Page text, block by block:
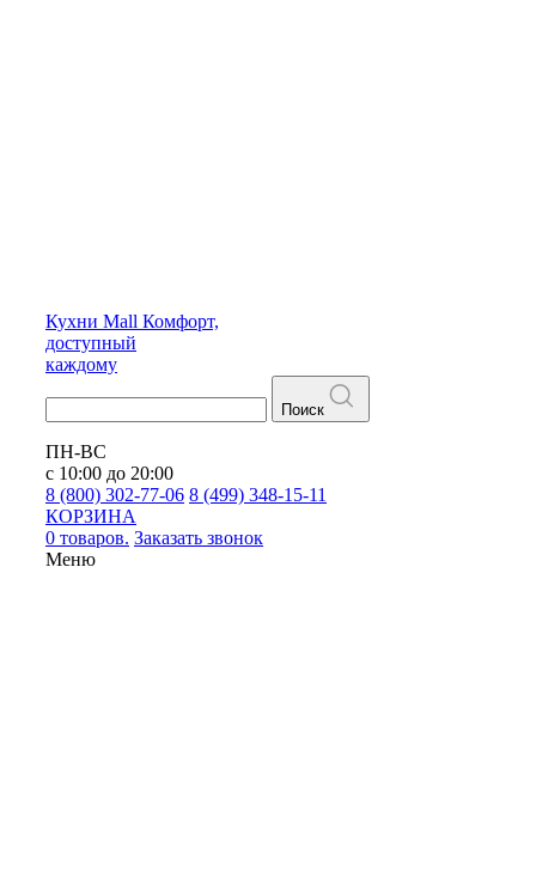
Кухни Mall Комфорт,
доступный
каждому
Поиск
ПН-ВС
с 10:00 до 20:00
8 (800) 302-77-06 8 (499) 348-15-11
КОРЗИНА
0 товаров. Заказать звонок
Меню